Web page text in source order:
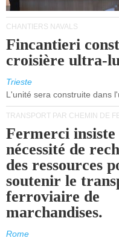
CHANTIERS NAVALS
Fincantieri
croisière ultra-
Trieste
L'unité sera construite dans
TRANSPORT PAR CHEMIN DE
Fermerci
nécessité de
des ressources
soutenir le
ferroviaire de
marchandises.
Rome